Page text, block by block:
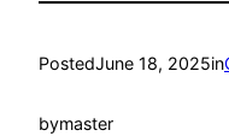
PostedJune 18, 2025in
bymaster